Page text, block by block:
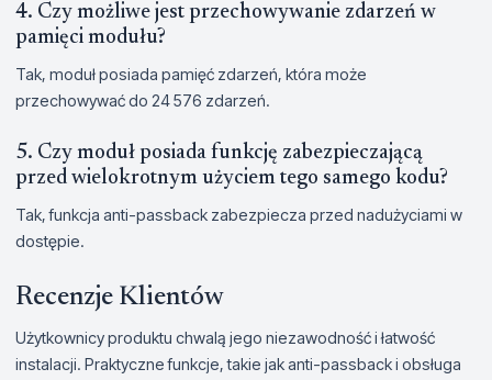
4. Czy możliwe jest przechowywanie zdarzeń w
pamięci modułu?
Tak, moduł posiada pamięć zdarzeń, która może
przechowywać do 24 576 zdarzeń.
5. Czy moduł posiada funkcję zabezpieczającą
przed wielokrotnym użyciem tego samego kodu?
Tak, funkcja anti-passback zabezpiecza przed nadużyciami w
dostępie.
Recenzje Klientów
Użytkownicy produktu chwalą jego niezawodność i łatwość
instalacji. Praktyczne funkcje, takie jak anti-passback i obsługa